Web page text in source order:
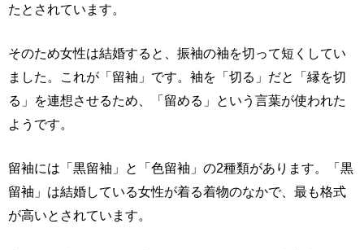
たとされています。
そのため女性は結婚すると、振袖の袖を切って短くしてい
ました。これが「留袖」です。袖を「切る」だと「縁を切
る」を連想させるため、「留める」という言葉が使われた
ようです。
留袖には「黒留袖」と「色留袖」の2種類があります。「黒
留袖」は結婚している女性が着る着物のなかで、最も格式
が高いとされています。